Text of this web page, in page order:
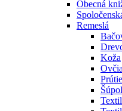
Obecná
Remeslá
Koža
Prútie